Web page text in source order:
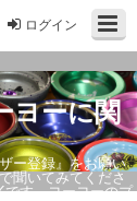
ログイン
ヨーに関
ー登録』をお願い
聞いてみてくださ
です。ヨーヨーのプ